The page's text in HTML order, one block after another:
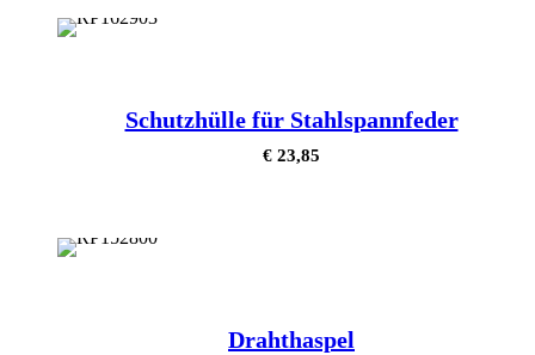
Schutzhülle für Stahlspannfeder
€ 23,85
Drahthaspel